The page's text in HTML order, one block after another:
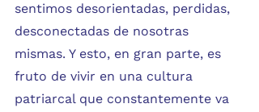
sentimos desorientadas, perdidas,
desconectadas de nosotras
mismas. Y esto, en gran parte, es
fruto de vivir en una cultura
patriarcal que constantemente va